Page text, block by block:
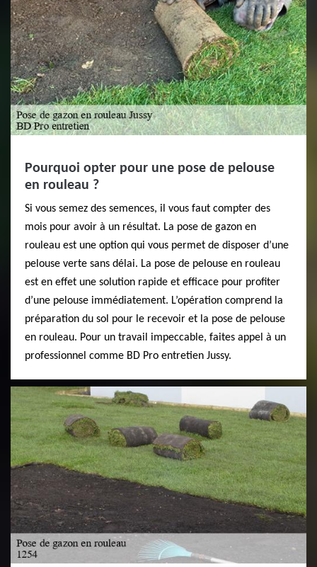
Pourquoi opter pour une pose de pelouse
en rouleau ?
Si vous semez des semences, il vous faut compter des
mois pour avoir à un résultat. La pose de gazon en
rouleau est une option qui vous permet de disposer d’une
pelouse verte sans délai. La pose de pelouse en rouleau
est en effet une solution rapide et efficace pour profiter
d’une pelouse immédiatement. L’opération comprend la
préparation du sol pour le recevoir et la pose de pelouse
en rouleau. Pour un travail impeccable, faites appel à un
professionnel comme BD Pro entretien Jussy.